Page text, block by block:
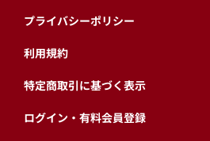
プライバシーポリシー
利用規約
特定商取引に基づく表示
ログイン・有料会員登録